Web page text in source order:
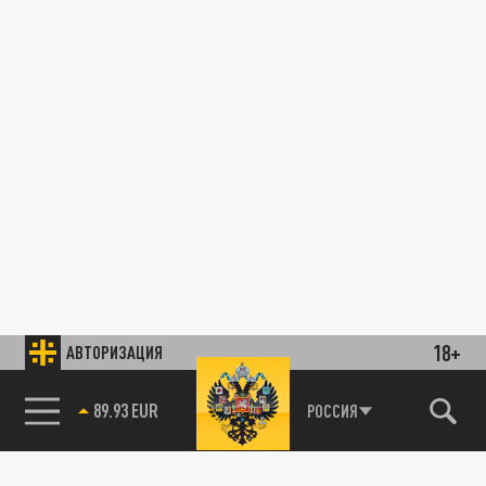
АВТОРИЗАЦИЯ 18+
89.93 EUR РОССИЯ